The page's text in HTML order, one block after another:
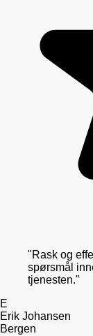
"Rask og
spørsmål
tjenesten."
E
Erik Johansen
Bergen